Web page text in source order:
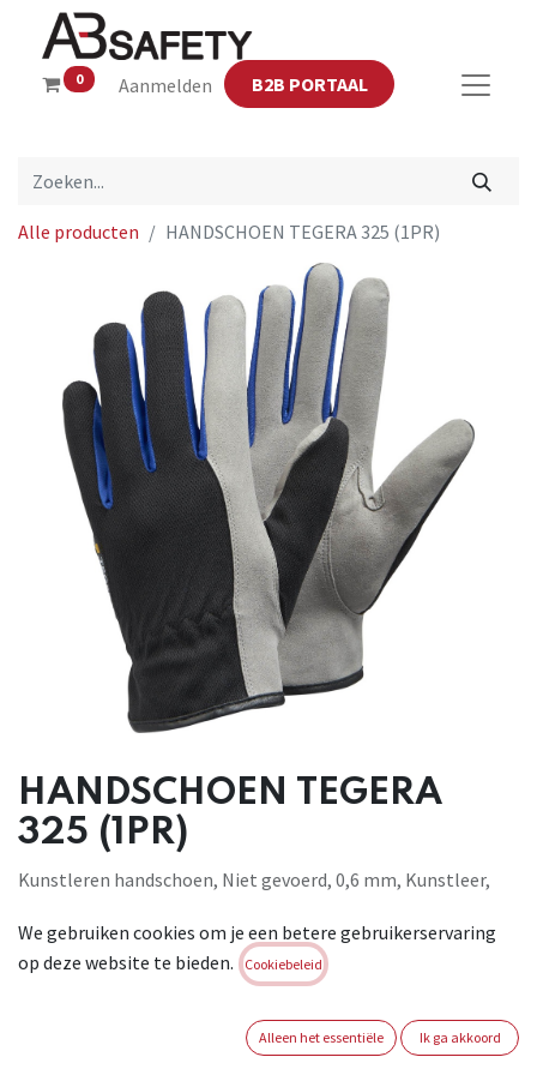
0 Aanmelden B2B PORTAAL
Alle producten HANDSCHOEN TEGERA 325 (1PR)
HANDSCHOEN TEGERA
325 (1PR)
Kunstleren handschoen, Niet gevoerd, 0,6 mm, Kunstleer,
achterkant, Elastisch 360°, voor fijn assemblagewerk. EN
388:2003, 2021
Login of registreer om verder te
We gebruiken cookies om je een betere gebruikerservaring
op deze website te bieden.
Cookiebeleid
Alleen het essentiële Ik ga akkoord